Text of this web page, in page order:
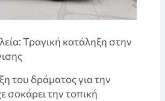
Τραγική κατάληξη στην
του δράματος για την
σοκάρει την τοπική